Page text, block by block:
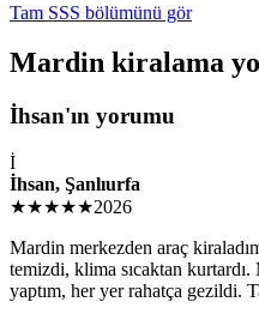
Tam SSS bölümünü gör
Mardin kiralama
İhsan'ın yorumu
İ
İhsan, Şanlıurfa
★★★★★2026
Mardin merkezden araç
temizdi, klima sıcaktan
yaptım, her yer rahatça gezildi.